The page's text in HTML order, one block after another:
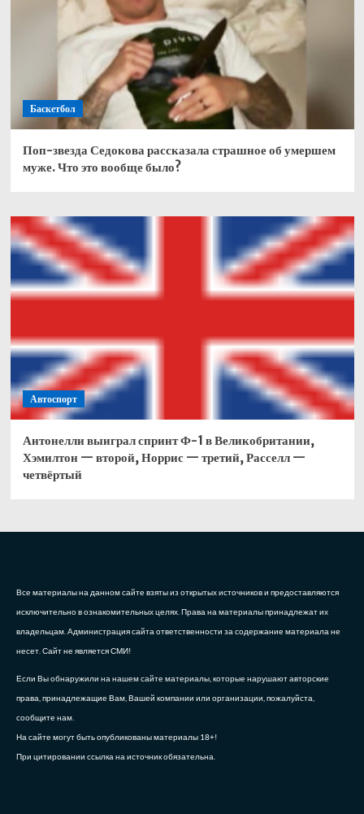
Баскетбол
Поп-звезда Седокова рассказала страшное об умершем
муже. Что это вообще было?
Автоспорт
Антонелли выиграл спринт Ф-1 в Великобритании,
Хэмилтон — второй, Норрис — третий, Расселл —
четвёртый
Все материалы на данном сайте взяты из открытых источников и предоставляются
исключительно в ознакомительных целях. Права на материалы принадлежат их
владельцам. Администрация сайта ответственности за содержание материала не
несет. Сайт не является СМИ!
Если Вы обнаружили на нашем сайте материалы, которые нарушают авторские
права, принадлежащие Вам, Вашей компании или организации, пожалуйста,
сообщите нам.
На сайте могут быть опубликованы материалы 18+!
При цитировании ссылка на источник обязательна.